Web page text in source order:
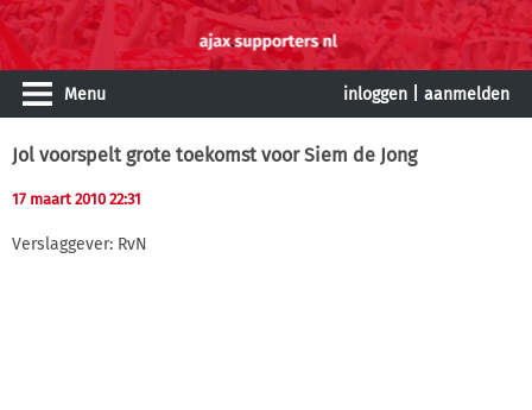
Menu inloggen aanmelden
Jol voorspelt grote toekomst voor Siem de Jong
17 maart 2010 22:31
Verslaggever: RvN